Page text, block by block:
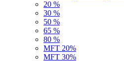
20 %
30 %
50 %
65 %
80 %
MFT 20%
MFT 30%